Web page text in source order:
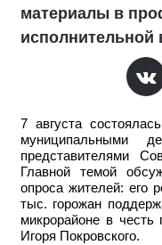
материалы в
исполнительной
7 августа
муниципальными
представителями
Главной темой
опроса жителей: его
тыс. горожан
микрорайоне в честь
Игоря Покровского.